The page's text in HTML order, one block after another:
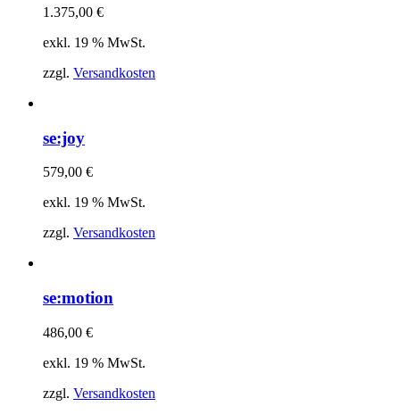
1.375,00 €
exkl. 19 % MwSt.
zzgl. Versandkosten
se:joy
579,00 €
exkl. 19 % MwSt.
zzgl. Versandkosten
se:motion
486,00 €
exkl. 19 % MwSt.
zzgl. Versandkosten